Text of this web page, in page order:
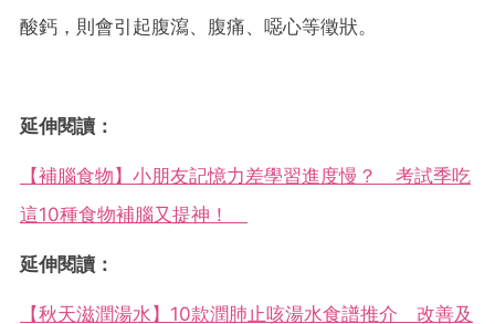
酸鈣，則會引起腹瀉、腹痛、噁心等徵狀。
延伸閱讀：
【補腦食物】小朋友記憶力差學習進度慢？ 考試季吃
這10種食物補腦又提神！
延伸閱讀：
【秋天滋潤湯水】10款潤肺止咳湯水食譜推介 改善及